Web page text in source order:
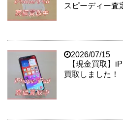
スピーディー査
2026/07/15
【現金買取】
買取しました！